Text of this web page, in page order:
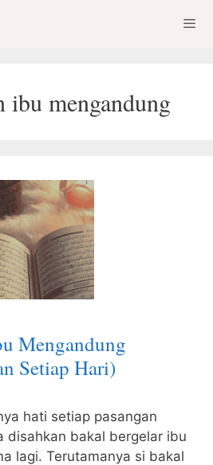
ibu mengandung
Mengandung
Setiap Hari)
hati setiap pasangan
disahkan bakal bergelar ibu
lagi. Terutamanya si bakal